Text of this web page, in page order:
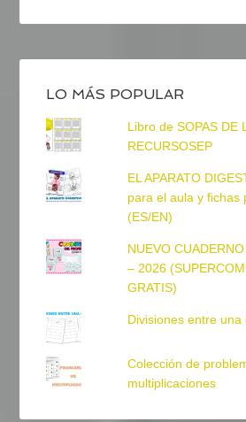
LO MÁS POPULAR
Libro de SOPAS DE
RECURSOSEP
EL APARATO
para el aula y fichas
(ES/EN)
NUEVO
– 2026
GRATIS)
Divisiones entre una
Colección de
multiplicaciones